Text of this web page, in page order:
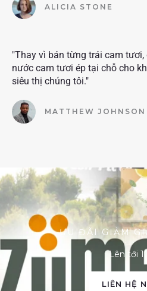
ALICIA STONE
"Thay vì bán từng trái cam
nước cam tươi ép tại chỗ cho
siêu thị chúng tôi."
MATTHEW JOHNSON
ƯU ĐÃI GIẢM
Lên tới
LIÊN HỆ